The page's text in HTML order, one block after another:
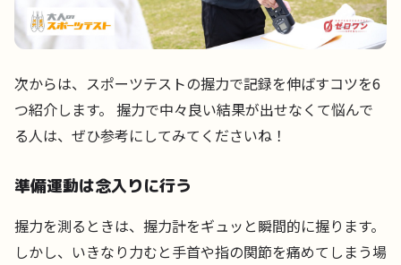
次からは、スポーツテストの握力で記録を伸ばすコツを6
つ紹介します。 握力で中々良い結果が出せなくて悩んで
る人は、ぜひ参考にしてみてくださいね！
準備運動は念入りに行う
握力を測るときは、握力計をギュッと瞬間的に握ります。
しかし、いきなり力むと手首や指の関節を痛めてしまう場